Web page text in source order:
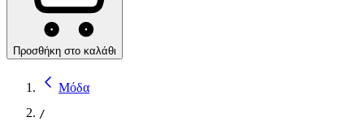
Προσθήκη στο καλάθι
Μόδα
/